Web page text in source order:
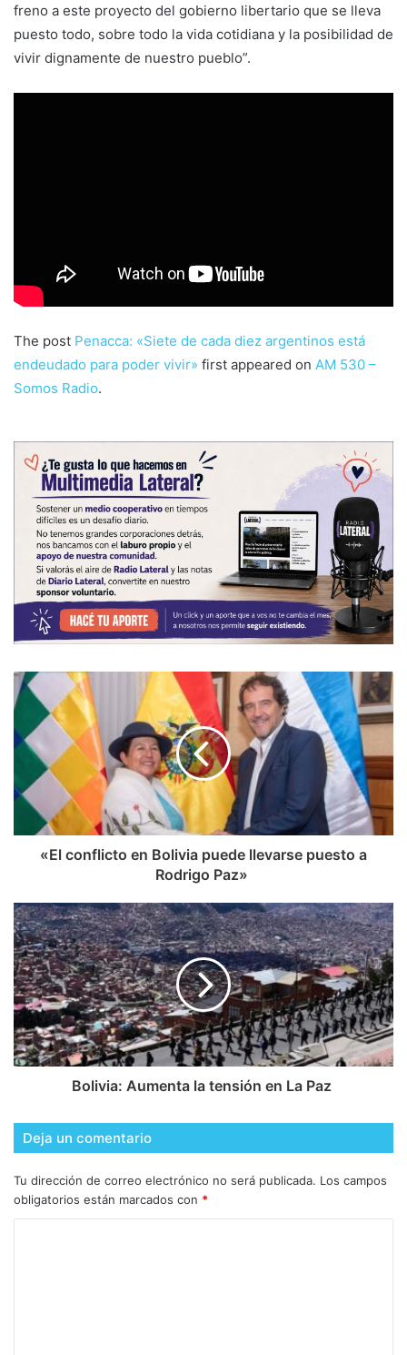
freno a este proyecto del gobierno libertario que se lleva
puesto todo, sobre todo la vida cotidiana y la posibilidad de
vivir dignamente de nuestro pueblo”.
The post Penacca: «Siete de cada diez argentinos está
endeudado para poder vivir» first appeared on AM 530 –
Somos Radio.
​«El conflicto en Bolivia puede llevarse puesto a
Rodrigo Paz»
​Bolivia: Aumenta la tensión en La Paz
Deja un comentario
Tu dirección de correo electrónico no será publicada. Los campos
obligatorios están marcados con *